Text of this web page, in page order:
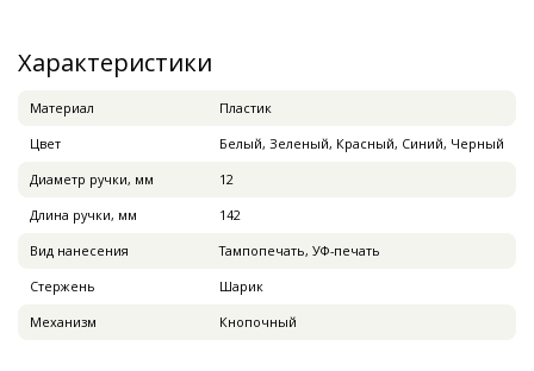
Характеристики
Материал
Пластик
Цвет
Белый, Зеленый, Красный, Синий, Черный
Диаметр ручки, мм
12
Длина ручки, мм
142
Вид нанесения
Тампопечать, УФ-печать
Стержень
Шарик
Механизм
Кнопочный